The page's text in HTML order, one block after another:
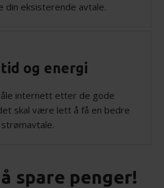
din eksisterende avtale.
tid og energi
internett etter de gode
skal være lett å få en bedre
strømavtale.
spare penger!